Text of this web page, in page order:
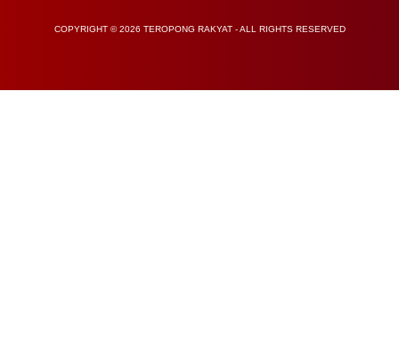
COPYRIGHT © 2026 TEROPONG RAKYAT - ALL RIGHTS RESERVED